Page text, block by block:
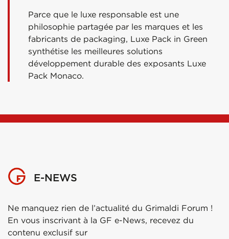
Parce que le luxe responsable est une
philosophie partagée par les marques et les
fabricants de packaging, Luxe Pack in Green
synthétise les meilleures solutions
développement durable des exposants Luxe
Pack Monaco.
E-NEWS
Ne manquez rien de l’actualité du Grimaldi Forum !
En vous inscrivant à la GF e-News, recevez du
contenu exclusif sur